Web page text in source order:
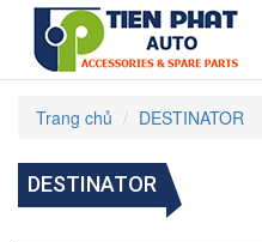
Trang chủ DESTINATOR
DESTINATOR